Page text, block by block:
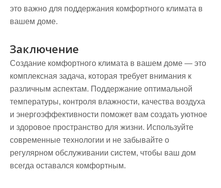
это важно для поддержания комфортного климата в
вашем доме.
Заключение
Создание комфортного климата в вашем доме — это
комплексная задача, которая требует внимания к
различным аспектам. Поддержание оптимальной
температуры, контроля влажности, качества воздуха
и энергоэффективности поможет вам создать уютное
и здоровое пространство для жизни. Используйте
современные технологии и не забывайте о
регулярном обслуживании систем, чтобы ваш дом
всегда оставался комфортным.